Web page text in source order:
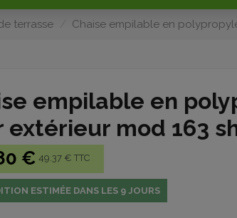
terrasse Chaise empilable en
empilable en
extérieur mod 163
€ 49.37 € TTC
ESTIMÉE DANS LES 9 JOURS